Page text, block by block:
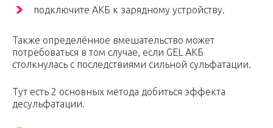
подключите АКБ к зарядному устройству.
Также определённое вмешательство может
потребоваться в том случае, если GEL АКБ
столкнулась с последствиями сильной сульфатации.
Тут есть 2 основных метода добиться эффекта
десульфатации.